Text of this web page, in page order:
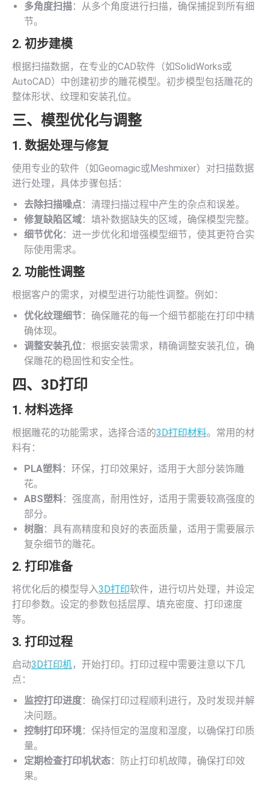
多角度扫描：从多个角度进行扫描，确保捕捉到所有细
节。
2. 初步建模
根据扫描数据，在专业的CAD软件（如SolidWorks或
AutoCAD）中创建初步的雕花模型。初步模型包括雕花的
整体形状、纹理和安装孔位。
三、模型优化与调整
1. 数据处理与修复
使用专业的软件（如Geomagic或Meshmixer）对扫描数据
进行处理，具体步骤包括：
去除扫描噪点：清理扫描过程中产生的杂点和误差。
修复缺陷区域：填补数据缺失的区域，确保模型完整。
细节优化：进一步优化和增强模型细节，使其更符合实
际使用需求。
2. 功能性调整
根据客户的需求，对模型进行功能性调整。例如：
优化纹理细节：确保雕花的每一个细节都能在打印中精
确体现。
调整安装孔位：根据安装需求，精确调整安装孔位，确
保雕花的稳固性和安全性。
四、 3D打印
1. 材料选择
根据雕花的功能需求，选择合适的3D打印材料。常用的材
料有：
PLA塑料：环保，打印效果好，适用于大部分装饰雕
花。
ABS塑料：强度高，耐用性好，适用于需要较高强度的
部分。
树脂：具有高精度和良好的表面质量，适用于需要展示
复杂细节的雕花。
2. 打印准备
将优化后的模型导入3D打印软件，进行切片处理，并设定
打印参数。设定的参数包括层厚、填充密度、打印速度
等。
3. 打印过程
启动3D打印机，开始打印。打印过程中需要注意以下几
点：
监控打印进度：确保打印过程顺利进行，及时发现并解
决问题。
控制打印环境：保持恒定的温度和湿度，以确保打印质
量。
定期检查打印机状态：防止打印机故障，确保打印效
果。